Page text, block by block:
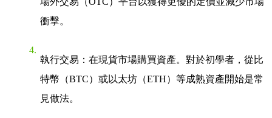
衝擊。
執行交易 ：在現貨市場購買資產。對於初學者，從比
特幣（BTC）或以太坊（ETH）等成熟資產開始是常
見做法。